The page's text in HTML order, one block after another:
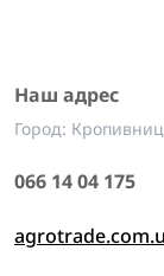
Наш адрес
Город:
066 14 04 175